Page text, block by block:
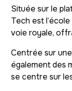
Située sur le
Tech est
voie royale,
Centrée sur
également des
se centre sur